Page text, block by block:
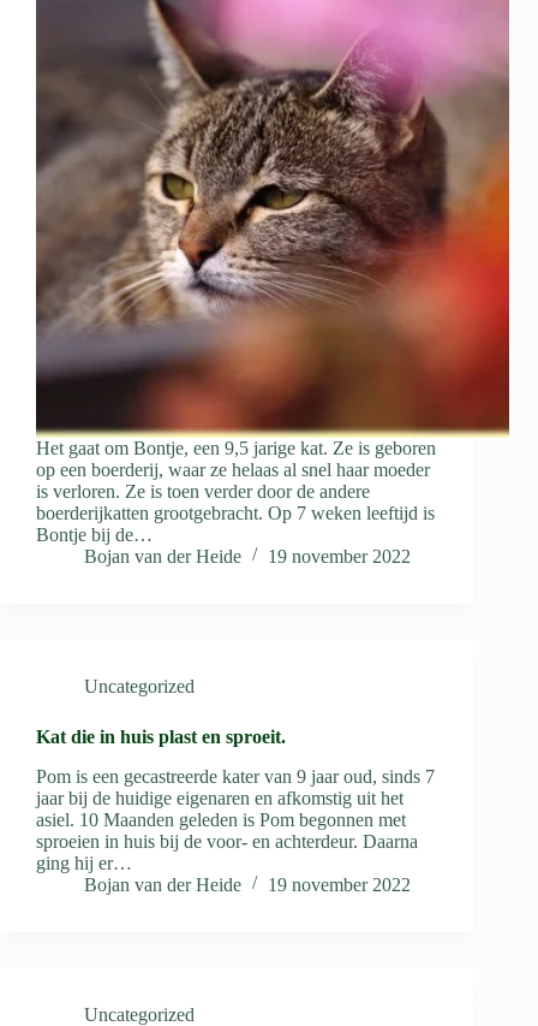
Het gaat om Bontje, een 9,5 jarige kat. Ze is geboren
op een boerderij, waar ze helaas al snel haar moeder
is verloren. Ze is toen verder door de andere
boerderijkatten grootgebracht. Op 7 weken leeftijd is
Bontje bij de…
Bojan van der Heide
19 november 2022
Uncategorized
Kat die in huis plast en sproeit.
Pom is een gecastreerde kater van 9 jaar oud, sinds 7
jaar bij de huidige eigenaren en afkomstig uit het
asiel. 10 Maanden geleden is Pom begonnen met
sproeien in huis bij de voor- en achterdeur. Daarna
ging hij er…
Bojan van der Heide
19 november 2022
Uncategorized